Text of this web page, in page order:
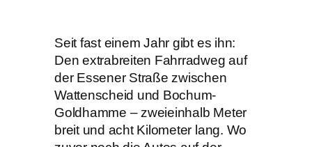
Seit fast einem Jahr gibt es ihn:
Den extrabreiten Fahrradweg auf
der Essener Straße zwischen
Wattenscheid und Bochum-
Goldhamme – zweieinhalb Meter
breit und acht Kilometer lang. Wo